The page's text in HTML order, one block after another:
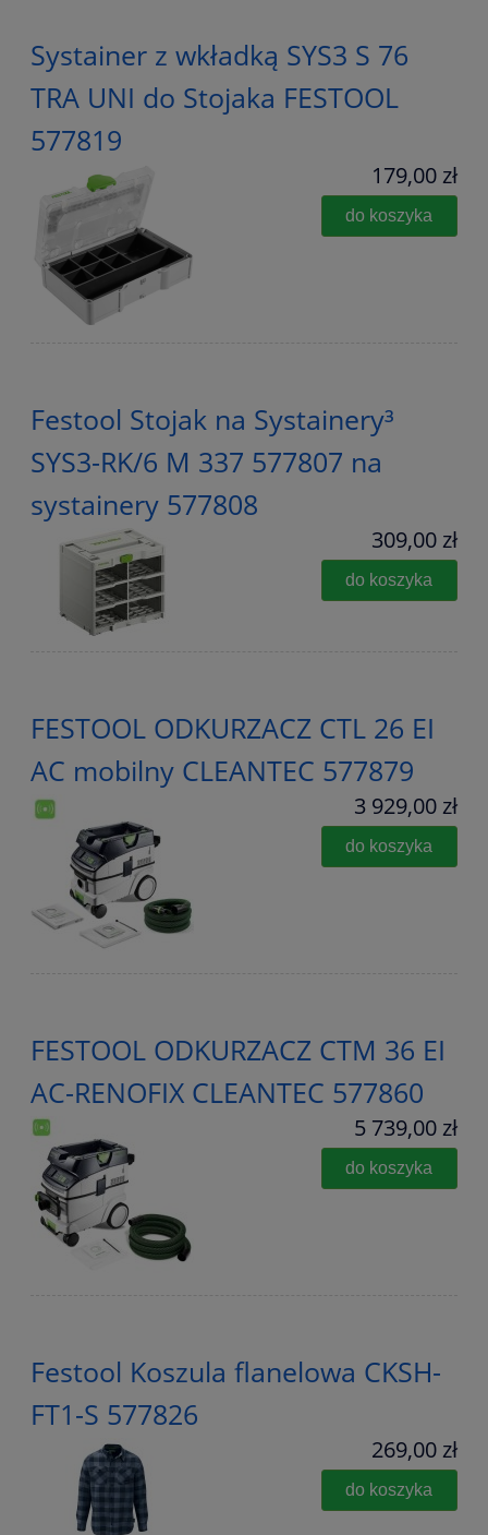
Systainer z wkładką SYS3 S 76
TRA UNI do Stojaka FESTOOL
577819
179,00 zł
do koszyka
Festool Stojak na Systainery³
SYS3-RK/6 M 337 577807 na
systainery 577808
309,00 zł
do koszyka
FESTOOL ODKURZACZ CTL 26 EI
AC mobilny CLEANTEC 577879
3 929,00 zł
do koszyka
FESTOOL ODKURZACZ CTM 36 EI
AC-RENOFIX CLEANTEC 577860
5 739,00 zł
do koszyka
Festool Koszula flanelowa CKSH-
FT1-S 577826
269,00 zł
do koszyka